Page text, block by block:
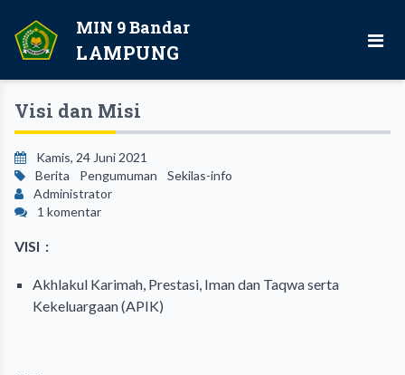
MIN 9 Bandar
LAMPUNG
Visi dan Misi
Kamis, 24 Juni 2021
Berita
Pengumuman
Sekilas-info
Administrator
1 komentar
VISI :
Akhlakul Karimah, Prestasi, Iman dan Taqwa serta
Kekeluargaan (APIK)